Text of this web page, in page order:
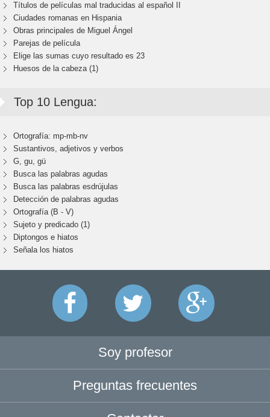
Títulos de películas mal traducidas al español II
Ciudades romanas en Hispania
Obras principales de Miguel Ángel
Parejas de película
Elige las sumas cuyo resultado es 23
Huesos de la cabeza (1)
Top 10 Lengua:
Ortografía: mp-mb-nv
Sustantivos, adjetivos y verbos
G, gu, gü
Busca las palabras agudas
Busca las palabras esdrújulas
Detección de palabras agudas
Ortografía (B - V)
Sujeto y predicado (1)
Diptongos e hiatos
Señala los hiatos
Soy profesor
Preguntas frecuentes